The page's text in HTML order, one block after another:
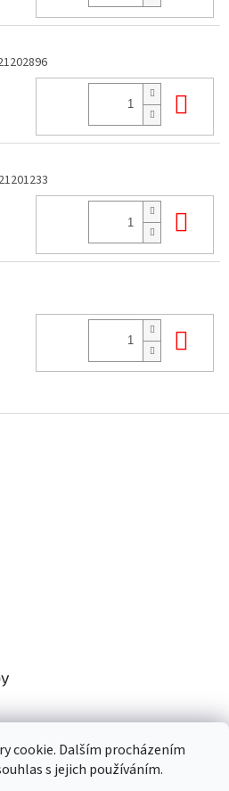
cookie. Dalším procházením
s jejich používáním.
21201233